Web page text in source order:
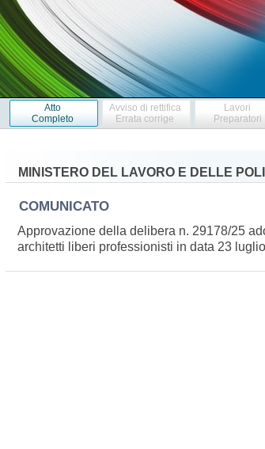
Atto
Completo
Avviso di rettifica
Errata corrige
Lavori
Preparatori
MINISTERO DEL LAVORO E DELLE
COMUNICATO
Approvazione della delibera n. 29178/25
architetti liberi professionisti in data 23